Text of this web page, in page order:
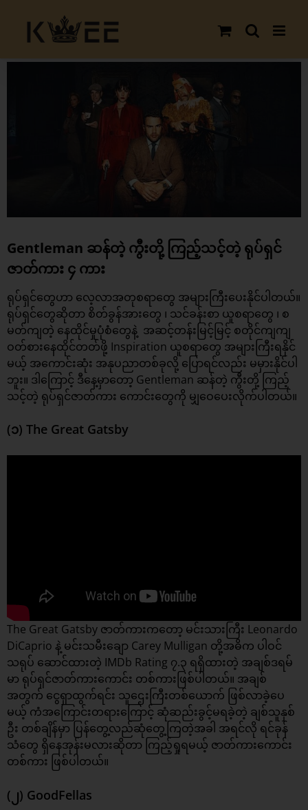
content
Gentleman ဆန်တဲ့ ကွီးတို့ ကြည့်သင့်တဲ့ ရုပ်ရှင်
ဇာတ်ကား ၄ ကား
ရုပ်ရှင်တွေဟာ လေ့လာအတုစရာတွေ အများကြီးပေးနိုင်ပါတယ်။
ရုပ်ရှင်တွေဆိုတာ စိတ်ခွန်အားတွေ ၊ သင်ခန်းစာ ယူစရာတွေ ၊ စ
မတ်ကျတဲ့ နေထိုင်မှုပုံစံတွေနဲ့ အဆင့်တန်းမြင့်မြင့် စတိုင်ကျကျ
ဝတ်စားနေထိုင်တတ်ဖို့ Inspiration ယူစရာတွေ အများကြီးရနိုင်
မယ့် အကောင်းဆုံး အနုပညာတစ်ခုလို့ ပြောရင်လည်း မမှားနိုင်ပါ
ဘူး။ ဒါကြောင့် ဒီနေ့မှာတော့ Gentleman ဆန်တဲ့ ကွီးတို့ ကြည့်
သင့်တဲ့ ရုပ်ရှင်ဇာတ်ကား ကောင်းတွေကို မျှဝေပေးလိုက်ပါတယ်။
(၁) The Great Gatsby
The Great Gatsby ဇာတ်ကားကတော့ မင်းသားကြီး Leonardo
DiCaprio နဲ့ မင်းသမီးချော Carey Mulligan တို့အဓိက ပါဝင်
သရုပ် ဆောင်ထားတဲ့ IMDb Rating ၇.၃ ရရှိထားတဲ့ အချစ်ဒရမ်
မာ ရုပ်ရှင်ဇာတ်ကားကောင်း တစ်ကားဖြစ်ပါတယ်။ အချစ်
အတွက် ငွေရှာထွက်ရင်း သူဌေးကြီးတစ်ယောက် ဖြစ်လာခဲ့ပေ
မယ့် ကံအကြောင်းတရားကြောင့် ဆုံဆည်းခွင့်မရခဲ့တဲ့ ချစ်သူနှစ်
ဦး တစ်ချိန်မှာ ပြန်တွေ့လည်ဆုံတွေ့ကြတဲ့အခါ အရင်လို ရင်ခုန်
သံတွေ ရှိနေအုန်းမလားဆိုတာ ကြည့်ရှုရမယ့် ဇာတ်ကားကောင်း
တစ်ကား ဖြစ်ပါတယ်။
(၂) GoodFellas